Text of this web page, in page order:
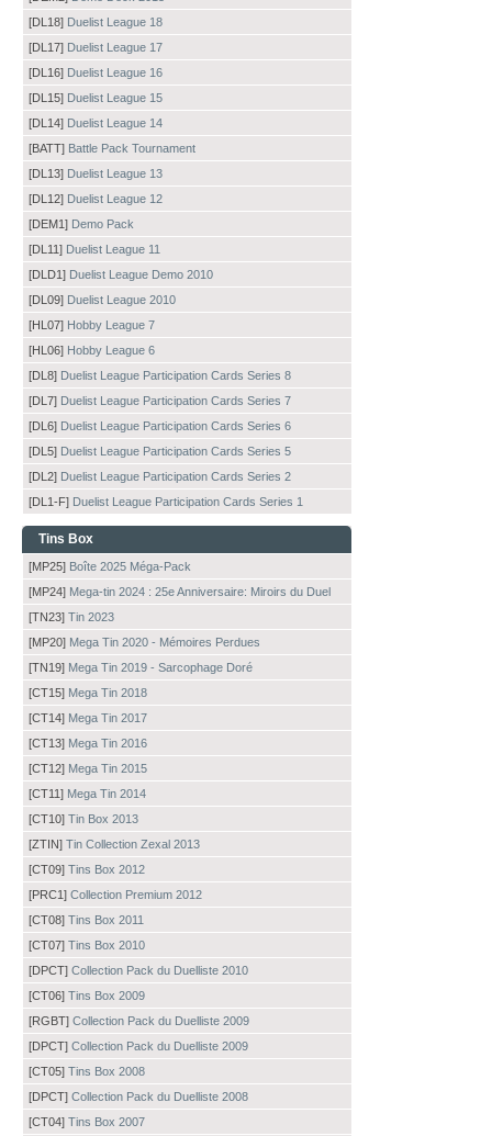
[DL18] Duelist League 18
[DL17] Duelist League 17
[DL16] Duelist League 16
[DL15] Duelist League 15
[DL14] Duelist League 14
[BATT] Battle Pack Tournament
[DL13] Duelist League 13
[DL12] Duelist League 12
[DEM1] Demo Pack
[DL11] Duelist League 11
[DLD1] Duelist League Demo 2010
[DL09] Duelist League 2010
[HL07] Hobby League 7
[HL06] Hobby League 6
[DL8] Duelist League Participation Cards Series 8
[DL7] Duelist League Participation Cards Series 7
[DL6] Duelist League Participation Cards Series 6
[DL5] Duelist League Participation Cards Series 5
[DL2] Duelist League Participation Cards Series 2
[DL1-F] Duelist League Participation Cards Series 1
Tins Box
[MP25] Boîte 2025 Méga-Pack
[MP24] Mega-tin 2024 : 25e Anniversaire: Miroirs du Duel
[TN23] Tin 2023
[MP20] Mega Tin 2020 - Mémoires Perdues
[TN19] Mega Tin 2019 - Sarcophage Doré
[CT15] Mega Tin 2018
[CT14] Mega Tin 2017
[CT13] Mega Tin 2016
[CT12] Mega Tin 2015
[CT11] Mega Tin 2014
[CT10] Tin Box 2013
[ZTIN] Tin Collection Zexal 2013
[CT09] Tins Box 2012
[PRC1] Collection Premium 2012
[CT08] Tins Box 2011
[CT07] Tins Box 2010
[DPCT] Collection Pack du Duelliste 2010
[CT06] Tins Box 2009
[RGBT] Collection Pack du Duelliste 2009
[DPCT] Collection Pack du Duelliste 2009
[CT05] Tins Box 2008
[DPCT] Collection Pack du Duelliste 2008
[CT04] Tins Box 2007